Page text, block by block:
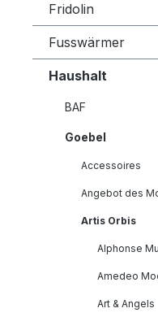
Fridolin
Fusswärmer
Haushalt
BAF
Goebel
Accessoires
Angebot des
Artis Orbis
Alphonse
Amedeo
Art & Angels